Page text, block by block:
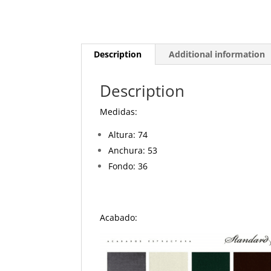
Description Additional information
Description
Medidas:
Altura: 74
Anchura: 53
Fondo: 36
Acabado: